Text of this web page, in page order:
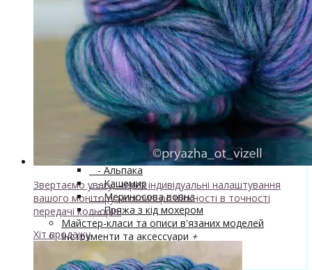
↘ Nice, 50% Вовна 50% Акрил,
70м/100г
↘ Sock Tender, 80% меринос
superwash 20% нейлон
↘ Sock, 75% Меринос 25% Нейлон,
300м/100г
- Шовк+
↘ Cleo, 50% шовк 50% меринос,
600м/100гНовинка!
↘ Бурет, 100% буретный шовк,
190м/100г
Бобінна пряжа
- Альпака
- Кашемир
- Мериносова вовна
- Пряжа з кід мохером
Майстер-класи та описи в'язаних моделей
Інструменти та аксессуари +
- Конуси для пряжі
Одяг TieDye
Звертаємо увагу, через індивідуальні налаштування
вашого монітору можливі розбіжності в точності
передачі кольорів.
Хіт продажу